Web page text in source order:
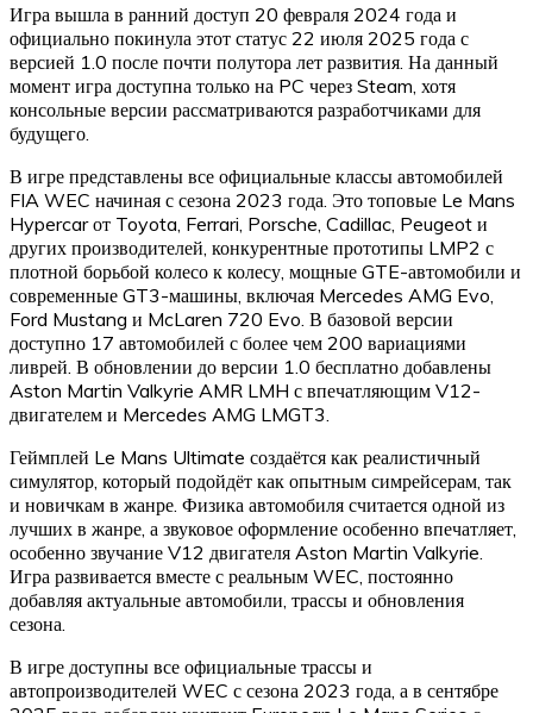
Игра вышла в ранний доступ 20 февраля 2024 года и
официально покинула этот статус 22 июля 2025 года с
версией 1.0 после почти полутора лет развития. На данный
момент игра доступна только на PC через Steam, хотя
консольные версии рассматриваются разработчиками для
будущего.
В игре представлены все официальные классы автомобилей
FIA WEC начиная с сезона 2023 года. Это топовые Le Mans
Hypercar от Toyota, Ferrari, Porsche, Cadillac, Peugeot и
других производителей, конкурентные прототипы LMP2 с
плотной борьбой колесо к колесу, мощные GTE-автомобили и
современные GT3-машины, включая Mercedes AMG Evo,
Ford Mustang и McLaren 720 Evo. В базовой версии
доступно 17 автомобилей с более чем 200 вариациями
ливрей. В обновлении до версии 1.0 бесплатно добавлены
Aston Martin Valkyrie AMR LMH с впечатляющим V12-
двигателем и Mercedes AMG LMGT3.
Геймплей Le Mans Ultimate создаётся как реалистичный
симулятор, который подойдёт как опытным симрейсерам, так
и новичкам в жанре. Физика автомобиля считается одной из
лучших в жанре, а звуковое оформление особенно впечатляет,
особенно звучание V12 двигателя Aston Martin Valkyrie.
Игра развивается вместе с реальным WEC, постоянно
добавляя актуальные автомобили, трассы и обновления
сезона.
В игре доступны все официальные трассы и
автопроизводителей WEC с сезона 2023 года, а в сентябре